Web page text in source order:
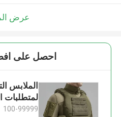
عرض
احصل على
الملابس
لمتطلبات
100-99999